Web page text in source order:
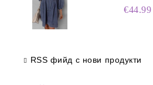
деколте€44.99
RSS фийд с нови продукти